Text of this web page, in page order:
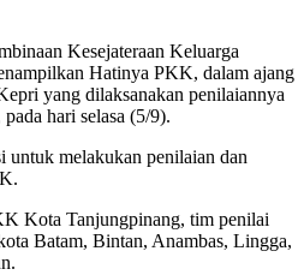
Kesejateraan Keluarga
Hatinya PKK, dalam ajang
yang dilaksanakan penilaiannya
hari selasa (5/9).
untuk melakukan penilaian dan
Kota Tanjungpinang, tim penilai
Batam, Bintan, Anambas, Lingga,